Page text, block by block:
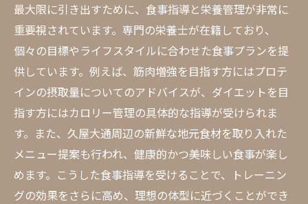
最大限に引き出すために、食事指導と栄養管理が非常に
重要視されています。専門の栄養士が在籍しており、
個々の目標やライフスタイルに合わせた食事プランを提
供しています。例えば、筋肉増強を目指す方にはプロテ
インの摂取量についてのアドバイスが、ダイエットを目
指す方にはカロリー管理の具体的な指導が受けられま
す。また、久屋大通周辺の新鮮な地元食材を取り入れた
メニュー提案も行われ、健康的かつ美味しい食事が楽し
めます。こうした食事指導を受けることで、トレーニン
グの効果をさらに高め、理想の体型に近づくことができ